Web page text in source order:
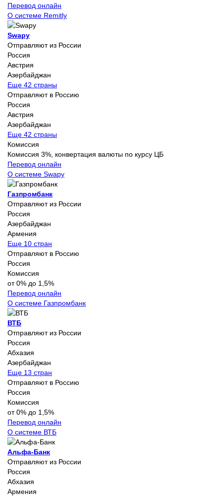
Перевод онлайн
О системе Remitly
Swapy
Отправляют из России
Россия
Австрия
Азербайджан
Еще 42 страны
Отправляют в Россию
Россия
Австрия
Азербайджан
Еще 42 страны
Комиссия
Комиссия 3%, конвертация валюты по курсу ЦБ
Перевод онлайн
О системе Swapy
Газпромбанк
Отправляют из России
Россия
Азербайджан
Армения
Еще 10 стран
Отправляют в Россию
Россия
Комиссия
от 0% до 1,5%
Перевод онлайн
О системе Газпромбанк
ВТБ
Отправляют из России
Россия
Абхазия
Азербайджан
Еще 13 стран
Отправляют в Россию
Россия
Комиссия
от 0% до 1,5%
Перевод онлайн
О системе ВТБ
Альфа-Банк
Отправляют из России
Россия
Абхазия
Армения